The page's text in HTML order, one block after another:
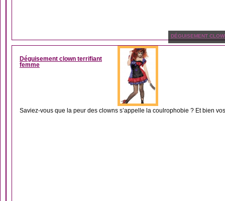
DÉGUISEMENT
Déguisement clown terrifiant
femme
Saviez-vous que la peur des clowns s’appelle la coulrophobie ? Et bien